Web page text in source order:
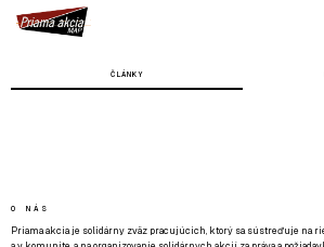
ČLÁNKY
O NÁS
Priama akcia je solidárny zväz pracujúcich, ktorý sa sústreďuje na